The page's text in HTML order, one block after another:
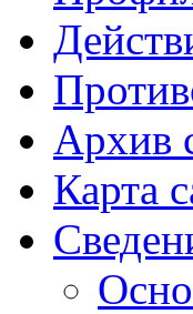
Архив
Карта